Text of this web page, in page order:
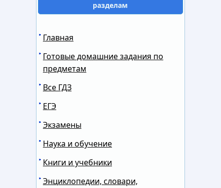
разделам
Главная
Готовые домашние задания по
предметам
Все ГДЗ
ЕГЭ
Экзамены
Наука и обучение
Книги и учебники
Энциклопедии, словари,